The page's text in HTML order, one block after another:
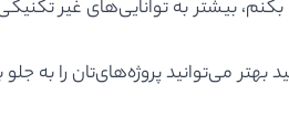
بیشتر به توانایی‌های غیر
می‌توانید پروژه‌های‌تان را به